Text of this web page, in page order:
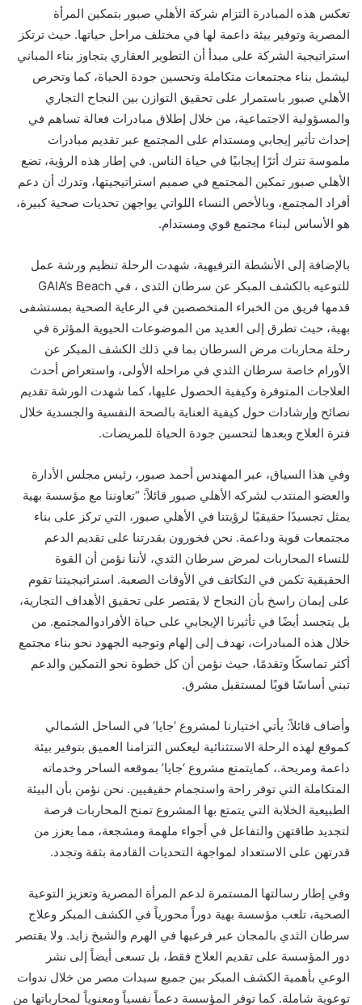
تعكس هذه المبادرة التزام شركة الأهلي صبور بتمكين المرأة
المصرية وتوفير بيئة داعمة لها في مختلف مراحل حياتها. حيث ترتكز
استراتيجية الشركة على مبدأ أن التطوير العقاري يتجاوز بناء المباني
ليشمل بناء مجتمعات متكاملة وتحسين جودة الحياة، كما وتحرص
الأهلي صبور باستمرار على تحقيق التوازن بين النجاح التجاري
والمسؤولية الاجتماعية، من خلال إطلاق مبادرات فعالة تساهم في
إحداث تأثير إيجابي ومستدام على المجتمع عبر تقديم مبادرات
ملموسة تترك أثرًا إيجابيًا في حياة الناس. في إطار هذه الرؤية، تضع
الأهلي صبور تمكين المجتمع في صميم استراتيجيتها، وتدرك أن دعم
أفراد المجتمع، وبالأخص النساء اللواتي يواجهن تحديات صحية كبيرة،
هو الأساس لبناء مجتمع قوي ومستدام.
بالإضافة إلى الأنشطة الترفيهية، شهدت الرحلة تنظيم ورشة عمل
للتوعيه بالكشف المبكر عن سرطان الثدى ، في Beach
قدمها فريق من الخبراء المتخصصين في الرعاية الصحية بمستشفى
بهية، حيث تطرق إلى العديد من الموضوعات الحيوية المؤثرة في
رحلة محاربات مرض السرطان بما في ذلك الكشف المبكر عن
الأورام خاصة سرطان الثدي في مراحله الأولى، واستعراض أحدث
العلاجات المتوفرة وكيفية الحصول عليها، كما شهدت الورشة تقديم
نصائح وإرشادات حول كيفية العناية بالصحة النفسية والجسدية خلال
فترة العلاج وبعدها لتحسين جودة الحياة للمريضات.
وفي هذا السياق، عبر المهندس أحمد صبور، رئيس مجلس الدارة
والعضو المنتدب لشركه الأهلي صبور قائلاً: “تعاوننا مع مؤسسة بهية
يمثل تجسيدًا حقيقيًا لرؤيتنا في الأهلي صبور، التي تركز على بناء
مجتمعات قوية وداعمة. نحن فخورون بقدرتنا على تقديم الدعم
للنساء المحاربات لمرض سرطان الثدي، لأننا نؤمن أن القوة
الحقيقية تكمن في التكاتف في الأوقات الصعبة. استراتيجيتنا تقوم
على إيمان راسخ بأن النجاح لا يقتصر على تحقيق الأهداف التجارية،
بل يتجسد أيضًا في تأثيرنا الإيجابي على حياة الأفرادوالمجتمع. من
خلال هذه المبادرات، نهدف إلى إلهام وتوجيه الجهود نحو بناء مجتمع
أكثر تماسكًا وتقدمًا، حيث نؤمن أن كل خطوة نحو التمكين والدعم
تبني أساسًا قويًا لمستقبل مشرق.
وأضاف قائلاً: يأتي اختيارنا لمشروع ‘جايا’ في الساحل الشمالي
كموقع لهذه الرحلة الاستثنائية ليعكس التزامنا العميق بتوفير بيئة
داعمة ومريحة.، كمايتمتع مشروع ‘جايا’ بموقعه الساحر وخدماته
المتكاملة التي توفر راحة واستجمام حقيقيين. نحن نؤمن بأن البيئة
الطبيعية الخلابة التي يتمتع بها المشروع تمنح المحاربات فرصة
لتجديد طاقتهن والتفاعل في أجواء ملهمة ومشجعة، مما يعزز من
قدرتهن على الاستعداد لمواجهة التحديات القادمة بثقة وتجدد.
وفي إطار ر سالتها المستمرة لدعم المرأة المصرية وتعزيز التوعية
الصحية، تلعب مؤسسة بهية دوراً محورياً في الكشف المبكر وعلاج
سرطان الثدي بالمجان عبر فرعيها في الهرم والشيخ زايد. ولا يقتصر
دور المؤسسة على تقديم العلاج فقط، بل تسعى أيضاً إلى نشر
الوعي بأهمية الكشف المبكر بين جميع سيدات مصر من خلال ندوات
توعوية شاملة. كما توفر المؤسسة دعماً نفسياً ومعنوياً لمحارباتها من